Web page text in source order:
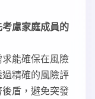
慮家庭成員的
能確保在風險
精確的風險評
盾，避免突發